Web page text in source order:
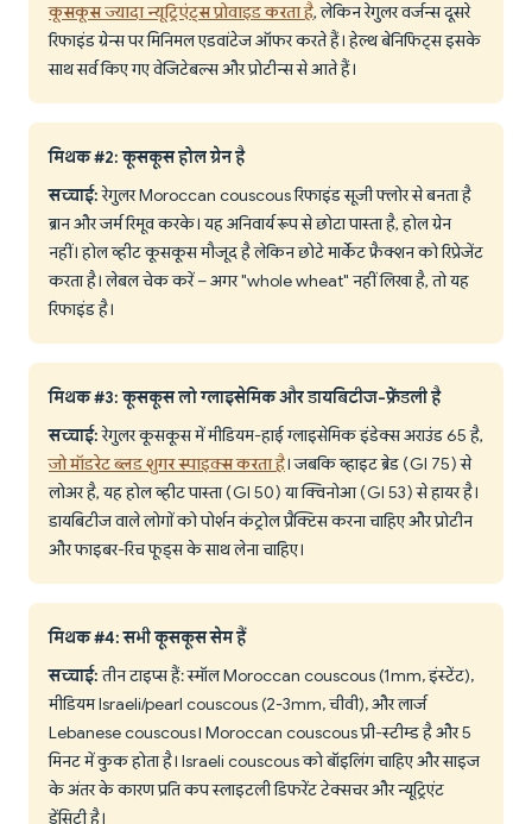
कूसकूस ज्यादा न्यूट्रिएंट्स प्रोवाइड करता है, लेकिन रेगुलर वर्जन्स दूसरे
रिफाइंड ग्रेन्स पर मिनिमल एडवांटेज ऑफर करते हैं। हेल्थ बेनिफिट्स इसके
साथ सर्व किए गए वेजिटेबल्स और प्रोटीन्स से आते हैं।
मिथक #2: कूसकूस होल ग्रेन है
सच्चाई:रेगुलर Moroccan couscous रिफाइंड सूजी फ्लोर से बनता है
ब्रान और जर्म रिमूव करके। यह अनिवार्य रूप से छोटा पास्ता है, होल ग्रेन
नहीं। होल व्हीट कूसकूस मौजूद है लेकिन छोटे मार्केट फ्रैक्शन को रिप्रेजेंट
करता है। लेबल चेक करें – अगर "whole wheat" नहीं लिखा है, तो यह
रिफाइंड है।
मिथक #3: कूसकूस लो ग्लाइसेमिक और डायबिटीज-फ्रेंडली है
सच्चाई:रेगुलर कूसकूस में मीडियम-हाई ग्लाइसेमिक इंडेक्स अराउंड 65 है,
जो मॉडरेट ब्लड शुगर स्पाइक्स करता है। जबकि व्हाइट ब्रेड (GI 75) से
लोअर है, यह होल व्हीट पास्ता (GI 50) या क्विनोआ (GI 53) से हायर है।
डायबिटीज वाले लोगों को पोर्शन कंट्रोल प्रैक्टिस करना चाहिए और प्रोटीन
और फाइबर-रिच फूड्स के साथ लेना चाहिए।
मिथक #4: सभी कूसकूस सेम हैं
सच्चाई:तीन टाइप्स हैं: स्मॉल Moroccan couscous (1mm, इंस्टेंट),
मीडियम Israeli/pearl couscous (2-3mm, चीवी), और लार्ज
Lebanese couscous। Moroccan couscous प्री-स्टीम्ड है और 5
मिनट में कुक होता है। Israeli couscous को बॉइलिंग चाहिए और साइज
के अंतर के कारण प्रति कप स्लाइटली डिफरेंट टेक्सचर और न्यूट्रिएंट
डेंसिटी है।